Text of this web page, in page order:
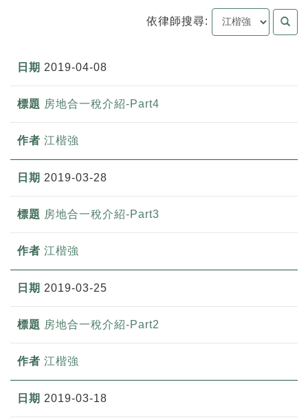
依律師搜尋:
2019-04-08
房地合一稅介紹-Part4
江楷強
2019-03-28
房地合一稅介紹-Part3
江楷強
2019-03-25
房地合一稅介紹-Part2
江楷強
2019-03-18